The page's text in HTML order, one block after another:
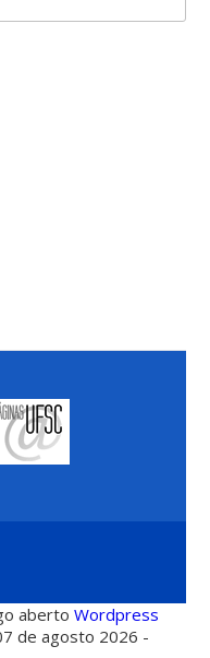
abertoWordpress
de agosto 2026 -